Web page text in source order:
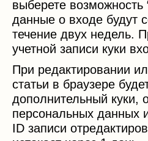
выберете возможность
данные о входе будут
течение двух недель.
учетной записи куки
При редактировании
статьи в браузере
дополнительный куки,
персональных данных
ID записи